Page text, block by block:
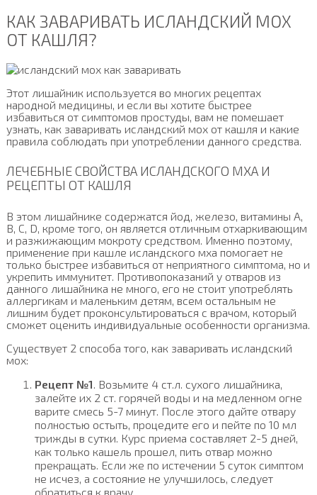
КАК ЗАВАРИВАТЬ ИСЛАНДСКИЙ МОХ
ОТ КАШЛЯ?
Этот лишайник используется во многих рецептах
народной медицины, и если вы хотите быстрее
избавиться от симптомов простуды, вам не помешает
узнать, как заваривать исландский мох от кашля и какие
правила соблюдать при употреблении данного средства.
ЛЕЧЕБНЫЕ СВОЙСТВА ИСЛАНДСКОГО МХА И
РЕЦЕПТЫ ОТ КАШЛЯ
В этом лишайнике содержатся йод, железо, витамины А,
В, С, D, кроме того, он является отличным отхаркивающим
и разжижающим мокроту средством. Именно поэтому,
применение при кашле исландского мха помогает не
только быстрее избавиться от неприятного симптома, но и
укрепить иммунитет. Противопоказаний у отваров из
данного лишайника не много, его не стоит употреблять
аллергикам и маленьким детям, всем остальным не
лишним будет проконсультироваться с врачом, который
сможет оценить индивидуальные особенности организма.
Существует 2 способа того, как заваривать исландский
мох:
Рецепт №1. Возьмите 4 ст.л. сухого лишайника,
залейте их 2 ст. горячей воды и на медленном огне
варите смесь 5-7 минут. После этого дайте отвару
полностью остыть, процедите его и пейте по 10 мл
трижды в сутки. Курс приема составляет 2-5 дней,
как только кашель прошел, пить отвар можно
прекращать. Если же по истечении 5 суток симптом
не исчез, а состояние не улучшилось, следует
обратиться к врачу.